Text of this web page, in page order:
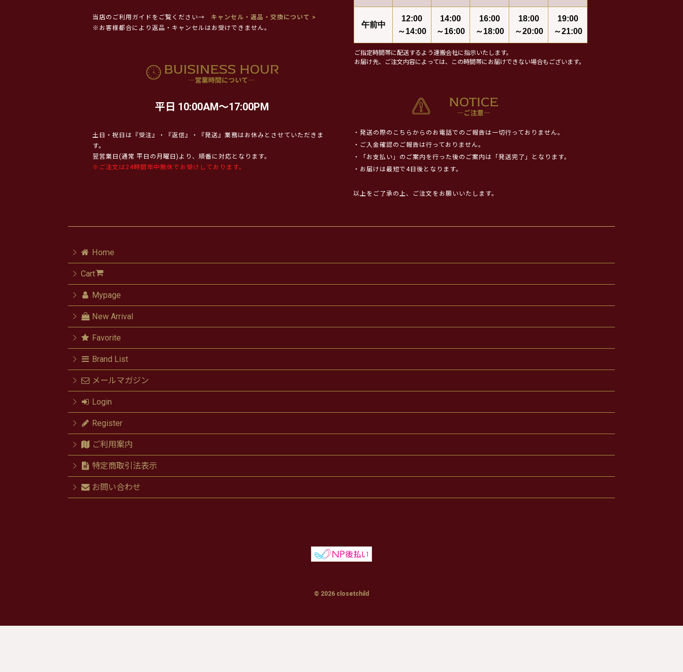
当店のご利用ガイドをご覧ください→
キャンセル・返品・交換について >
※お客様都合により返品・キャンセルはお受けできません。
平日 10:00AM～17:00PM
土日・祝日は『受注』・『返信』・『発送』業務はお休みとさせていただきま
す。
翌営業日(通常 平日の月曜日)より、順番に対応となります。
※ご注文は24時間年中無休でお受けしております。
午前中
12:00
～14:00
14:00
～16:00
16:00
～18:00
18:00
～20:00
19:00
～21:00
ご指定時間帯に配送するよう運搬会社に指示いたします。
お届け先、ご注文内容によっては、この時間帯にお届けできない場合もございます。
・発送の際のこちらからのお電話でのご報告は一切行っておりません。
・ご入金確認のご報告は行っておりません。
・「お支払い」のご案内を行った後のご案内は「発送完了」となります。
・お届けは最短で4日後となります。
以上をご了承の上、ご注文をお願いいたします。
Home
Cart
Mypage
New Arrival
Favorite
Brand List
メールマガジン
Login
Register
ご利用案内
特定商取引法表示
お問い合わせ
© 2026 closetchild